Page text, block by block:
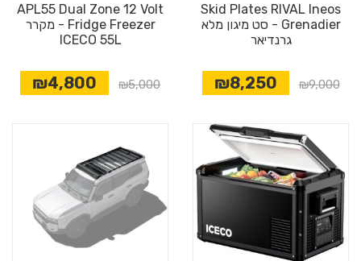
Skid Plates RIVAL Ineos
Grenadier - סט מיגון מלא
גרנדיאר
₪9,000
₪8,250
APL55 Dual Zone 12 Volt
Fridge Freezer - מקרר
ICECO 55L
₪5,000
₪4,800